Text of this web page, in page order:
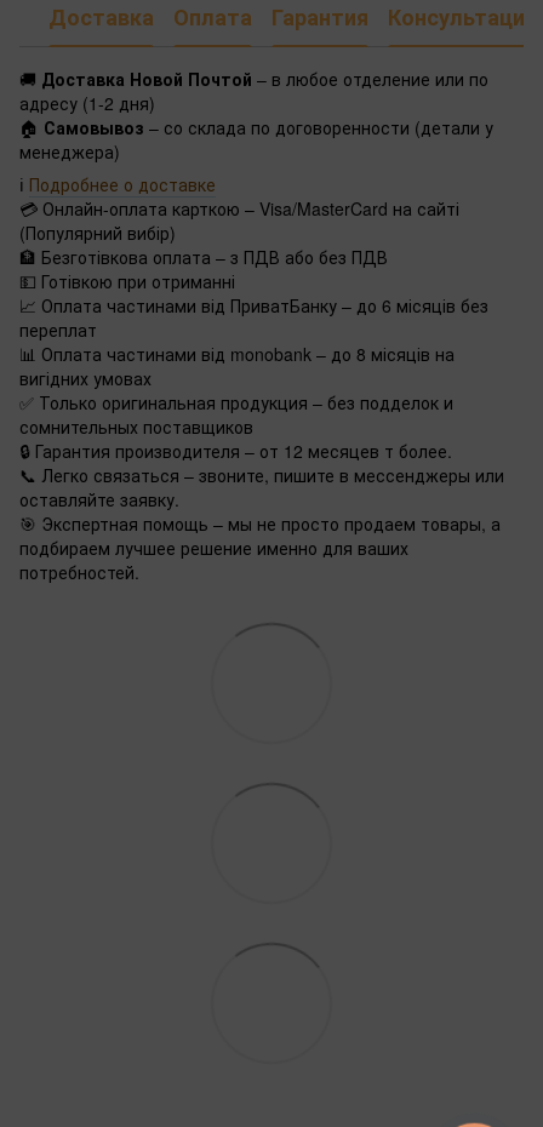
Доставка Оплата Гарантия Консультация
🚚 Доставка Новой Почтой – в любое отделение или по
адресу (1-2 дня)
🏠 Самовывоз – со склада по договоренности (детали у
менеджера)
ℹ️ Подробнее о доставке
💳 Онлайн-оплата карткою – Visa/MasterCard на сайті
(Популярний вибір)
🏦 Безготівкова оплата – з ПДВ або без ПДВ
💵 Готівкою при отриманні
📈 Оплата частинами від ПриватБанку – до 6 місяців без
переплат
📊 Оплата частинами від monobank – до 8 місяців на
вигідних умовах
✅ Только оригинальная продукция – без подделок и
сомнительных поставщиков
🔒 Гарантия производителя – от 12 месяцев т более.
📞 Легко связаться – звоните, пишите в мессенджеры или
оставляйте заявку.
🎯 Экспертная помощь – мы не просто продаем товары, а
подбираем лучшее решение именно для ваших
потребностей.